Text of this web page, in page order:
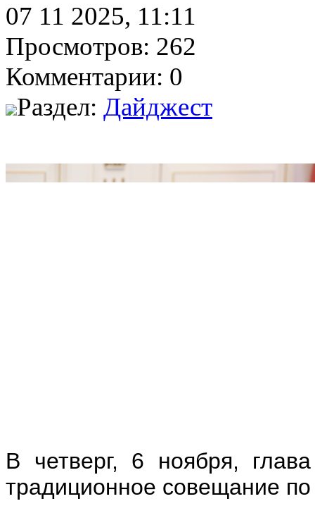
07 11 2025, 11:11
Просмотров: 262
Комментарии: 0
Раздел: Дайджест
В четверг, 6 ноября,
традиционное совещание